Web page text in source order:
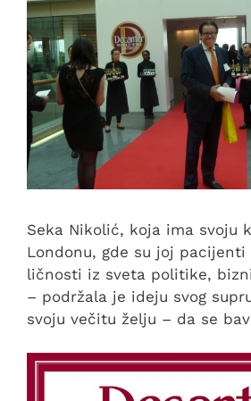
Seka Nikolić, koja ima svoju
Londonu, gde su joj pacijenti
ličnosti iz sveta politike,
– podržala je ideju svog
svoju večitu želju – da se